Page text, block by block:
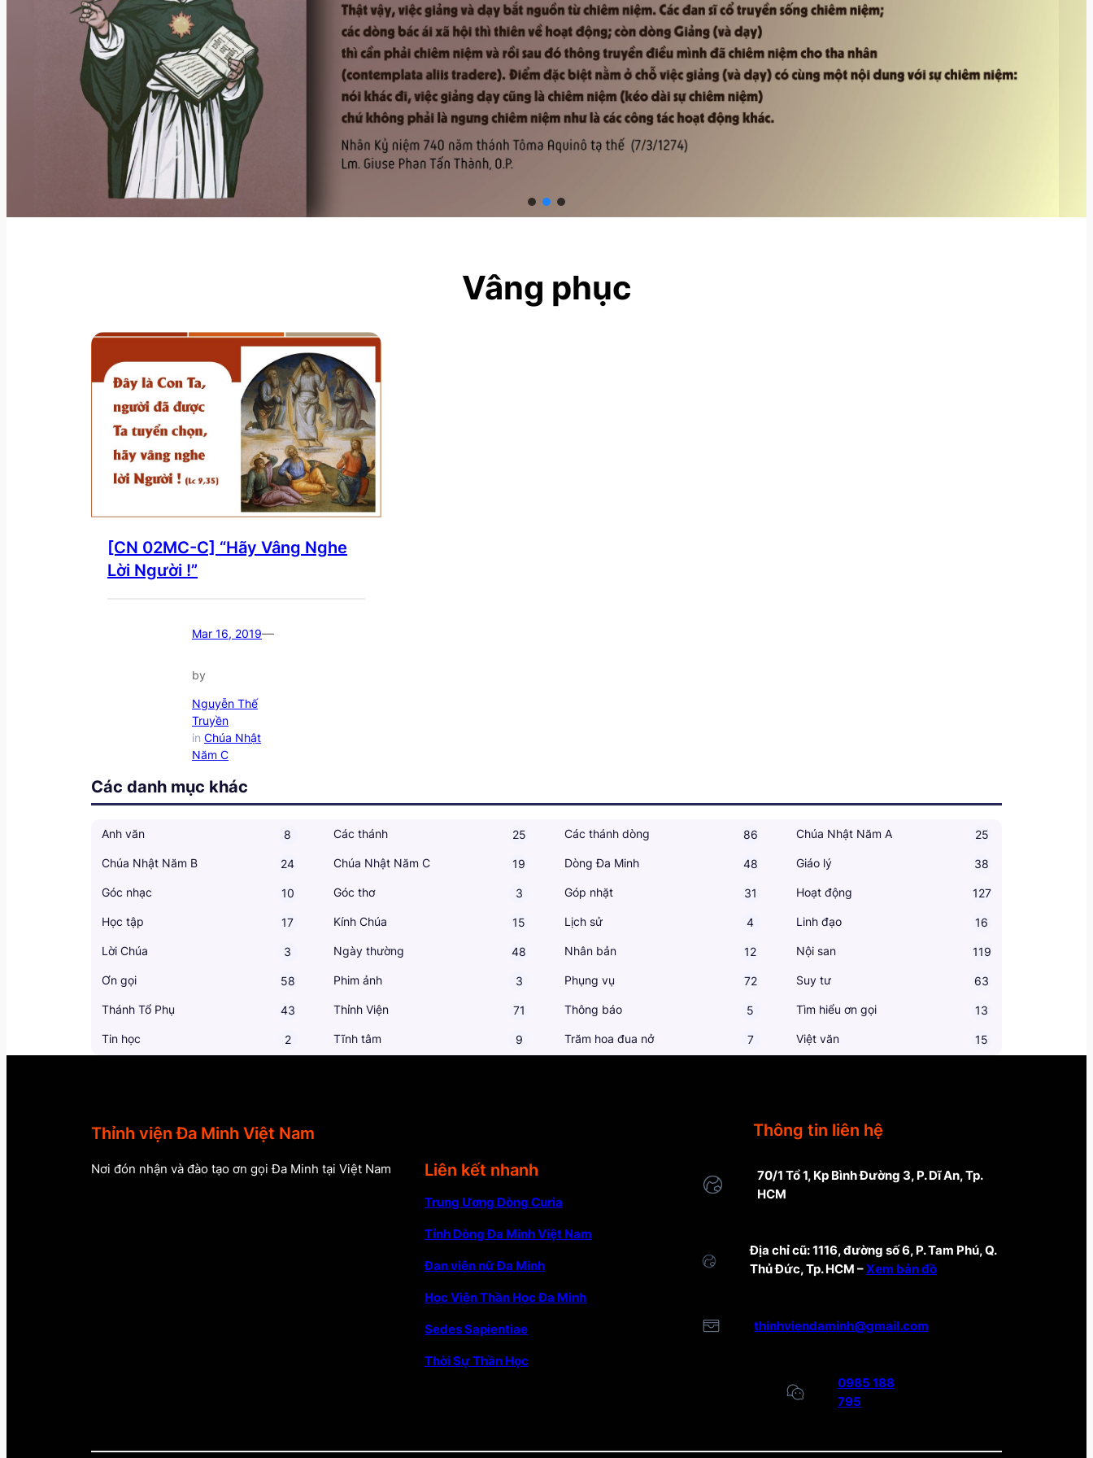
Vâng phục
[CN 02MC-C] “Hãy Vâng Nghe
Lời Người !”
Mar 16, 2019—
by
Nguyễn Thế
Truyền
in Chúa Nhật
Năm C
Các danh mục khác
Anh văn 8 Các thánh 25 Các thánh dòng 86 Chúa Nhật Năm A 25
Chúa Nhật Năm B 24 Chúa Nhật Năm C 19 Dòng Đa Minh 48 Giáo lý 38
Góc nhạc 10 Góc thơ 3 Góp nhặt 31 Hoạt động 127
Học tập 17 Kính Chúa 15 Lịch sử 4 Linh đạo 16
Lời Chúa 3 Ngày thường 48 Nhân bản 12 Nội san 119
Ơn gọi 58 Phim ảnh 3 Phụng vụ 72 Suy tư 63
Thánh Tổ Phụ 43 Thỉnh Viện 71 Thông báo 5 Tìm hiểu ơn gọi 13
Tin học 2 Tĩnh tâm 9 Trăm hoa đua nở 7 Việt văn 15
Thỉnh viện Đa Minh Việt Nam
Nơi đón nhận và đào tạo ơn gọi Đa Minh tại Việt Nam Liên kết nhanh
Trung Ương Dòng Curia
Tỉnh Dòng Đa Minh Việt Nam
Đan viện nữ Đa Minh
Học Viện Thần Học Đa Minh
Sedes Sapientiae
Thời Sự Thần Học
Thông tin liên hệ
70/1 Tổ 1, Kp Bình Đường 3, P. Dĩ An, Tp.
HCM
Địa chỉ cũ: 1116, đường số 6, P. Tam Phú, Q.
Thủ Đức, Tp. HCM –Xem bản đồ
thinhviendaminh@gmail.com
0985 188
795